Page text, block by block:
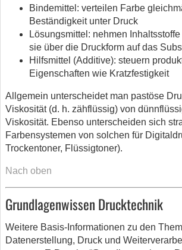
Bindemittel: verteilen Farbe
Beständigkeit unter Druck
Lösungsmittel: nehmen
sie über die Druckform auf das
Hilfsmittel (Additive): steuern
Eigenschaften wie Kratzfestigkeit
Allgemein unterscheidet man pastöse
Viskosität (d. h. zähflüssig) von
Viskosität. Ebenso unterscheiden sich
Farbensystemen von solchen für
Trockentoner, Flüssigtoner).
Nach oben
Grundlagenwissen Drucktechnik
Weitere Basis-Informationen zu den
Datenerstellung, Druck und